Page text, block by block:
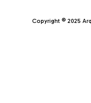
Copyright © 2025